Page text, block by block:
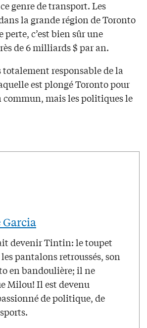
genre de transport. Les
la grande région de Toronto
c’est bien sûr une
de 6 milliards $ par an.
totalement responsable de la
est plongé Toronto pour
commun, mais les politiques le
devenir Tintin: le toupet
pantalons retroussés, son
en bandoulière; il ne
Milou! Il est devenu
de politique, de